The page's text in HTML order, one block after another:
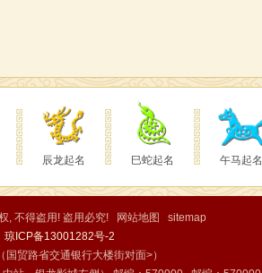
辰龙起名 巳蛇起名 午马起名
, 不得盗用! 盗用必究! 网站地图
sitemap
琼ICP备13001282号-2
贸路省交通银行大楼街对面>）